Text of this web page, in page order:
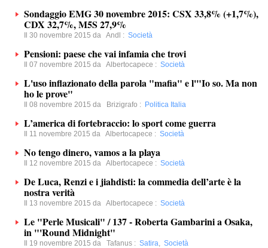
Sondaggio EMG 30 novembre 2015: CSX 33,8% (+1,7%),
CDX 32,7%, M5S 27,9%
Il 30 novembre 2015 da Andl : Società
Pensioni: paese che vai infamia che trovi
Il 07 novembre 2015 da Albertocapece : Società
L'uso inflazionato della parola "mafia" e l'"Io so. Ma non
ho le prove"
Il 08 novembre 2015 da Brizigrafo : Politica Italia
L’america di fortebraccio: lo sport come guerra
Il 11 novembre 2015 da Albertocapece : Società
No tengo dinero, vamos a la playa
Il 12 novembre 2015 da Albertocapece : Società
De Luca, Renzi e i jiahdisti: la commedia dell’arte è la
nostra verità
Il 13 novembre 2015 da Albertocapece : Società
Le "Perle Musicali" / 137 - Roberta Gambarini a Osaka,
in "'Round Midnight"
Il 19 novembre 2015 da Tafanus : Satira, Società